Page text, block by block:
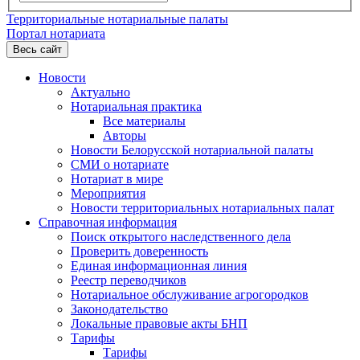
Территориальные нотариальные палаты
Портал нотариата
Весь сайт
Новости
Актуально
Нотариальная практика
Все материалы
Авторы
Новости Белорусской нотариальной палаты
СМИ о нотариате
Нотариат в мире
Мероприятия
Новости территориальных нотариальных палат
Справочная информация
Поиск открытого наследственного дела
Проверить доверенность
Единая информационная линия
Реестр переводчиков
Нотариальное обслуживание агрогородков
Законодательство
Локальные правовые акты БНП
Тарифы
Тарифы